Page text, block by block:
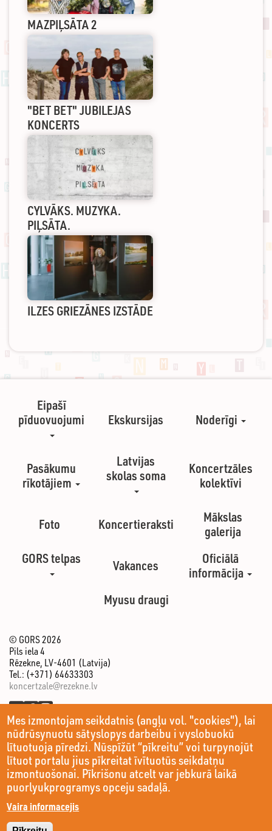
Mes izmontojam seikdatnis (angļu vol. "cookies"), lai
nūdrūsynuotu sātyslopys darbeibu i vyslobuokū
lītuotuoja pīredzi. Nūspīžūt “pīkreitu” voi turpynojūt
lītuot portalu jius pīkreitat īvītuotūs seikdatņu
izmontuošonai. Pīkrišonu atcelt var jebkurā laikā
puorlyukprogramys opceju sadaļā.
Vaira informacejis
MAZPIĻSĀTA 2
"BET BET" JUBILEJAS
KONCERTS
CYLVĀKS. MUZYKA.
PIĻSĀTA.
ILZES GRIEZĀNES IZSTĀDE
Eipašī
pīduovuojumi
Ekskursijas Noderīgi
Pasākumu
rīkotājiem
Latvijas
skolas soma
Koncertzāles
kolektīvi
Foto Koncertieraksti
Mākslas
galerija
GORS telpas
Vakances
Oficiālā
informācija
Myusu draugi
© GORS 2026
Pils iela 4
Rēzekne, LV-4601 (Latvija)
Tel.: (+371) 64633303
koncertzale@rezekne.lv